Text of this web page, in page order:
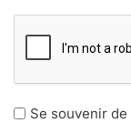
Se souvenir de